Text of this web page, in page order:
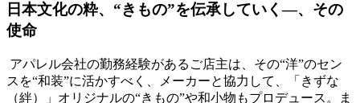
日本文化の粋、“きもの”を伝承していく―、その
使命
アパレル会社の勤務経験があるご店主は、その“洋”のセン
スを“和装”に活かすべく、メーカーと協力して、「きずな
（絆）」オリジナルの“きもの”や和小物もプロデュース。ま